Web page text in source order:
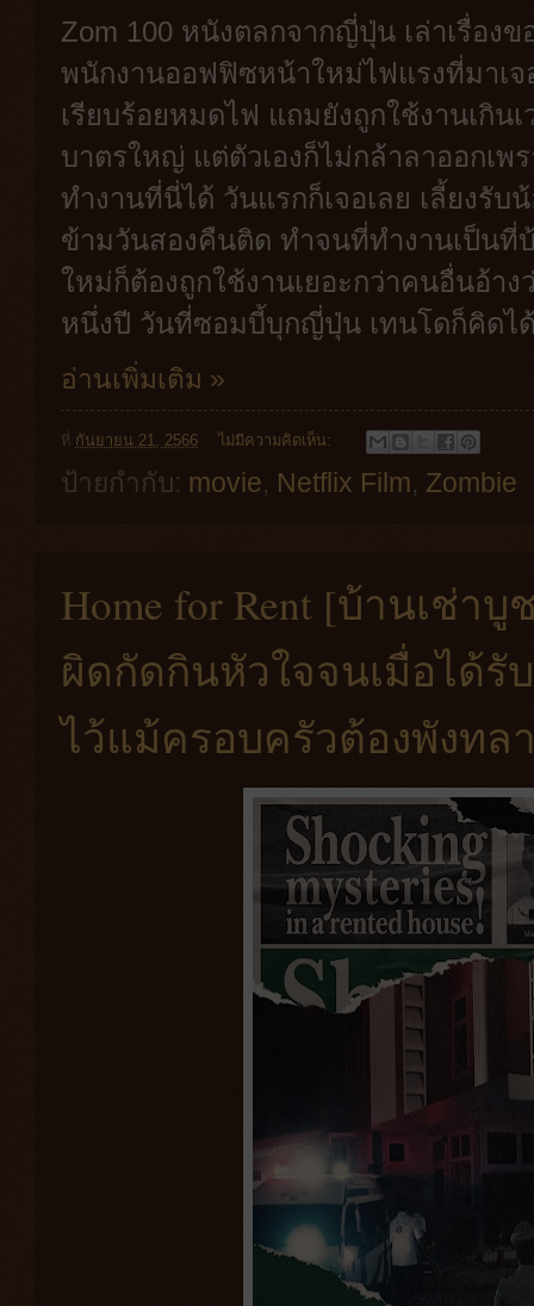
Zom 100 หนังตลกจากญี่ปุ่น เล่าเรื่องข
พนักงานออฟฟิซหน้าใหม่ไฟแรงที่มาเ
เรียบร้อยหมดไฟ แถมยังถูกใช้งานเกิ
บาตรใหญ่ แต่ตัวเองก็ไม่กล้าลาออกเพ
ทำงานที่นี่ได้ วันแรกก็เจอเลย เลี้ยงรั
ข้ามวันสองคืนติด ทำจนที่ทำงานเป็นที่
ใหม่ก็ต้องถูกใช้งานเยอะกว่าคนอื่นอ้า
หนึ่งปี วันที่ซอมบี้บุกญี่ปุ่น เทนโดก็คิดไ
อ่านเพิ่มเติม »
ที่ กันยายน 21, 2566 ไม่มีความคิดเห็น:
ป้ายกำกับ: movie, Netflix Film, Zombie
Home for Rent [บ้านเช่า
ผิดกัดกินหัวใจจนเมื่อได้รั
ไว้แม้ครอบครัวต้องพังทล